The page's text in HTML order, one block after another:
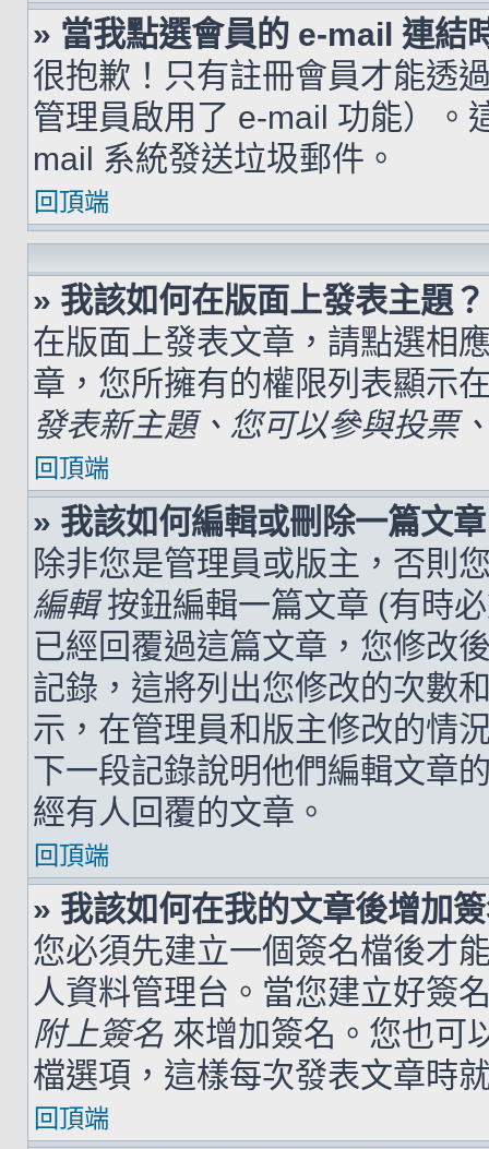
» 當我點選會員的 e-mail 連結
很抱歉！只有註冊會員才能透
管理員啟用了 e-mail 功能）。
mail 系統發送垃圾郵件。
回頂端
» 我該如何在版面上發表主題？
在版面上發表文章，請點選相
章，您所擁有的權限列表顯示
發表新主題、您可以參與投票
回頂端
» 我該如何編輯或刪除一篇文
除非您是管理員或版主，否則
編輯按鈕編輯一篇文章 (有時
已經回覆過這篇文章，您修改
記錄，這將列出您修改的次數
示，在管理員和版主修改的情
下一段記錄說明他們編輯文章
經有人回覆的文章。
回頂端
» 我該如何在我的文章後增加
您必須先建立一個簽名檔後才
人資料管理台。當您建立好簽
附上簽名 來增加簽名。您也可
檔選項，這樣每次發表文章時
回頂端